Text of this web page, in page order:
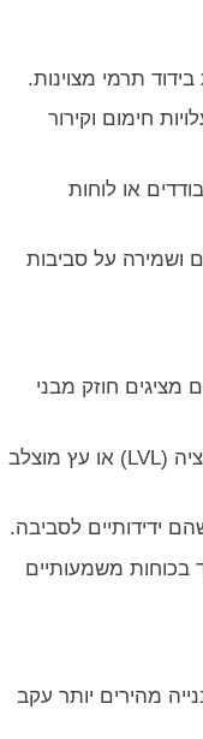
תרמי מצוינות.
חימום וקירור
או לוחות
ושמירה על סביבות
מציגים חוזק מבני
מוצרי עץ מהונדסים, כגון עץ פורניר למינציה (LVL) או עץ מוצלב
ידידותיים לסביבה.
בכוחות משמעותיים
מהירים יותר עקב